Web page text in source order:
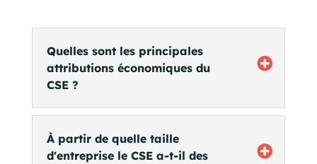
Quelles sont les principales
attributions économiques du
CSE ?
À partir de quelle taille
d'entreprise le CSE a-t-il des